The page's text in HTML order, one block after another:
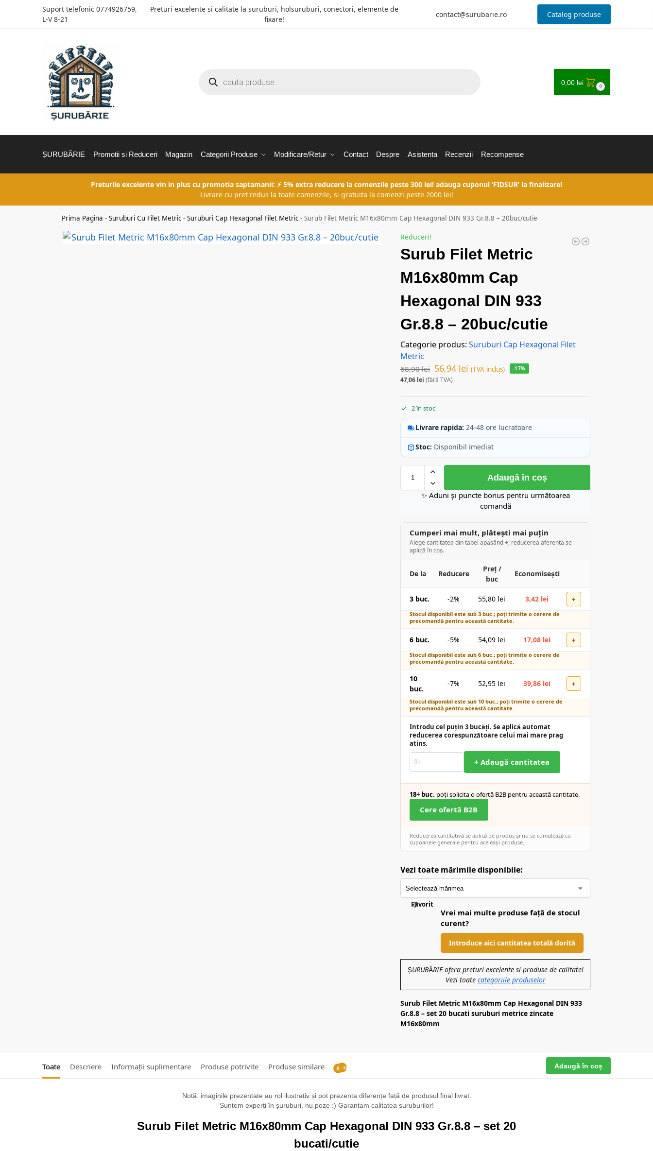
Suport telefonic 0774926759,
L-V 8-21
Preturi excelente si calitate la suruburi, holsuruburi, conectori, elemente de
fixare!
contact@surubarie.ro Catalog produse
0,00 lei 0
ȘURUBĂRIE Promotii si Reduceri Magazin Categorii Produse Modificare/Retur Contact Despre Asistenta Recenzii Recompense
Preturile excelente vin in plus cu promotia saptamanii: ⚡ 5% extra reducere la comenzile peste 300 lei! adauga cuponul ‘FIDSUR’ la finalizare!
Livrare cu pret redus la toate comenzile, si gratuita la comenzi peste 2000 lei!
Prima Pagina -Suruburi Cu Filet Metric -Suruburi Cap Hexagonal Filet Metric -Surub Filet Metric M16x80mm Cap Hexagonal DIN 933 Gr.8.8 – 20buc/cutie
Reduceri!
Surub Filet Metric
M16x80mm Cap
Hexagonal DIN 933
Gr.8.8 – 20buc/cutie
Categorie produs:Suruburi Cap Hexagonal Filet
Metric
68,90lei 56,94 lei (TVA inclus)
47,06 lei (fără TVA)
-17%
2 în stoc
Livrare rapida: 24-48 ore lucratoare
Stoc: Disponibil imediat
Adaugă în coș
✨ Aduni și puncte bonus pentru următoarea
comandă
Cumperi mai mult, plătești mai puțin
Alege cantitatea din tabel apăsând +; reducerea aferentă se
aplică în coș.
De la Reducere
Preț /
buc
Economisești
3 buc. -2% 55,80 lei 3,42 lei +
Stocul disponibil este sub 3 buc.; poți trimite o cerere de
precomandă pentru această cantitate.
6 buc. -5% 54,09 lei 17,08 lei +
Stocul disponibil este sub 6 buc.; poți trimite o cerere de
precomandă pentru această cantitate.
10
buc.
-7% 52,95 lei 39,86 lei +
Stocul disponibil este sub 10 buc.; poți trimite o cerere de
precomandă pentru această cantitate.
Introdu cel puțin 3 bucăți. Se aplică automat
reducerea corespunzătoare celui mai mare prag
atins.
+ Adaugă cantitatea
18+ buc. poți solicita o ofertă B2B pentru această cantitate.
Cere ofertă B2B
Reducerea cantitativă se aplică pe produs și nu se cumulează cu
cupoanele generale pentru aceleași produse.
Vezi toate mărimile disponibile:
Favorit
Vrei mai multe produse față de stocul
curent?
Introduce aici cantitatea totală dorită
ȘURUBĂRIE ofera preturi excelente si produse de calitate!
Vezi toate categoriile produselor
Surub Filet Metric M16x80mm Cap Hexagonal DIN 933
Gr.8.8 – set 20 bucati suruburi metrice zincate
M16x80mm
Toate Descriere Informații suplimentare Produse potrivite Produse similare Recenzii
0 Adaugă în coș
Notă: imaginile prezentate au rol ilustrativ și pot prezenta diferențe față de produsul final livrat.
Suntem experți în șuruburi, nu poze :) Garantam calitatea suruburilor!
Surub Filet Metric M16x80mm Cap Hexagonal DIN 933 Gr.8.8 – set 20
bucati/cutie